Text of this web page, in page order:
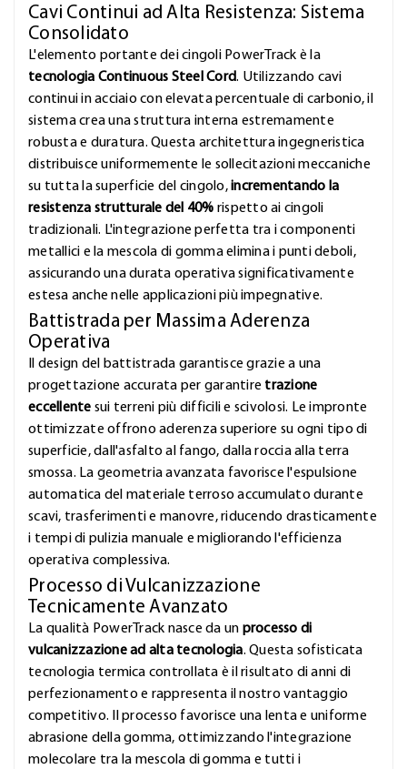
Cavi Continui ad Alta Resistenza: Sistema
Consolidato
L'elemento portante dei cingoli PowerTrack è la
tecnologia Continuous Steel Cord. Utilizzando cavi
continui in acciaio con elevata percentuale di carbonio, il
sistema crea una struttura interna estremamente
robusta e duratura. Questa architettura ingegneristica
distribuisce uniformemente le sollecitazioni meccaniche
su tutta la superficie del cingolo,incrementando la
resistenza strutturale del 40% rispetto ai cingoli
tradizionali. L'integrazione perfetta tra i componenti
metallici e la mescola di gomma elimina i punti deboli,
assicurando una durata operativa significativamente
estesa anche nelle applicazioni più impegnative.
Battistrada per Massima Aderenza
Operativa
Il design del battistrada garantisce grazie a una
progettazione accurata per garantire trazione
eccellente sui terreni più difficili e scivolosi. Le impronte
ottimizzate offrono aderenza superiore su ogni tipo di
superficie, dall'asfalto al fango, dalla roccia alla terra
smossa. La geometria avanzata favorisce l'espulsione
automatica del materiale terroso accumulato durante
scavi, trasferimenti e manovre, riducendo drasticamente
i tempi di pulizia manuale e migliorando l'efficienza
operativa complessiva.
Processo di Vulcanizzazione
Tecnicamente Avanzato
La qualità PowerTrack nasce da un processo di
vulcanizzazione ad alta tecnologia. Questa sofisticata
tecnologia termica controllata è il risultato di anni di
perfezionamento e rappresenta il nostro vantaggio
competitivo. Il processo favorisce una lenta e uniforme
abrasione della gomma, ottimizzando l'integrazione
molecolare tra la mescola di gomma e tutti i